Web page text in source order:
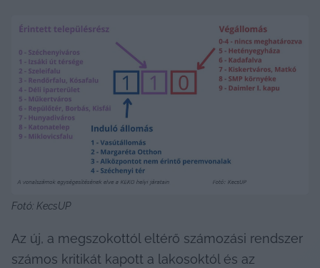
Fotó: KecsUP
Az új, a megszokottól eltérő számozási rendszer
számos kritikát kapott a lakosoktól és az